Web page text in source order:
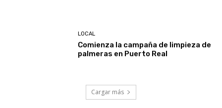
LOCAL
Comienza la campaña de limpieza de
palmeras en Puerto Real
Cargar más